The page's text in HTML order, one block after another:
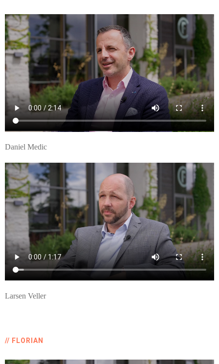
Daniel Medic
Larsen Veller
// FLORIAN